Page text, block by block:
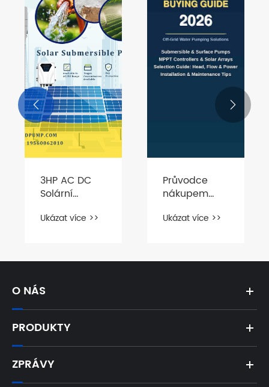
3HP AC DC
Solární
čerpadlo
ve Vietnamu
Ukázat více >>
Průvodce
nákupem
čerpadla
Ukázat více >>
 
O NÁS
PRODUKTY
ZPRÁVY